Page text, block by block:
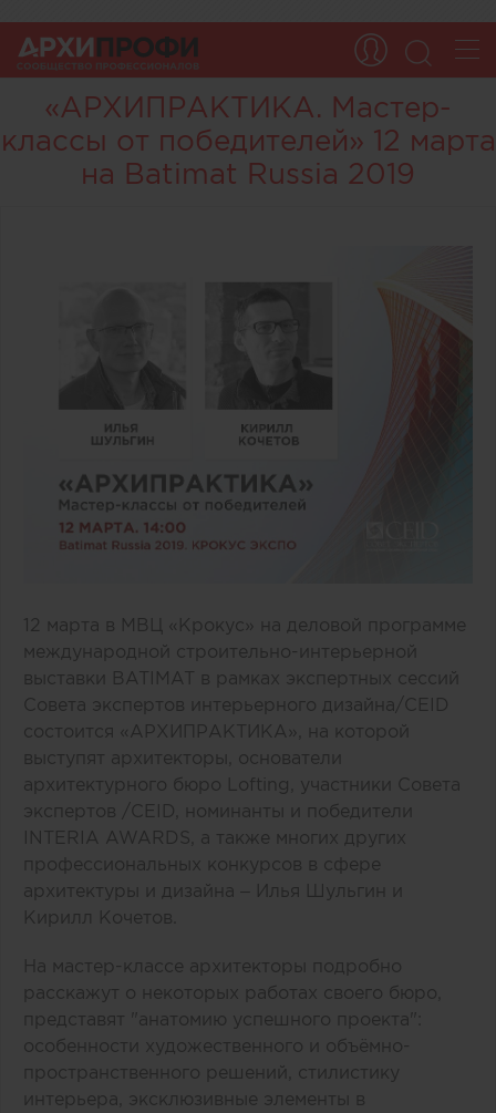
«АРХИПРАКТИКА. Мастер-
классы от победителей» 12 марта
на Batimat Russia 2019
12 марта в МВЦ «Крокус» на деловой программе
международной строительно-интерьерной
выставки BATIMAT в рамках экспертных сессий
Совета экспертов интерьерного дизайна/CEID
состоится «АРХИПРАКТИКА», на которой
выступят архитекторы, основатели
архитектурного бюро Lofting, участники Совета
экспертов /CEID, номинанты и победители
INTERIA AWARDS, а также многих других
профессиональных конкурсов в сфере
архитектуры и дизайна – Илья Шульгин и
Кирилл Кочетов.
На мастер-классе архитекторы подробно
расскажут о некоторых работах своего бюро,
представят "анатомию успешного проекта":
особенности художественного и объёмно-
пространственного решений, стилистику
интерьера, эксклюзивные элементы в